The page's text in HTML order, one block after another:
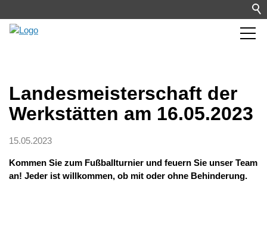
Landesmeisterschaft der
Werkstätten am 16.05.2023
15.05.2023
Kommen Sie zum Fußballturnier und feuern Sie unser Team
an! Jeder ist willkommen, ob mit oder ohne Behinderung.